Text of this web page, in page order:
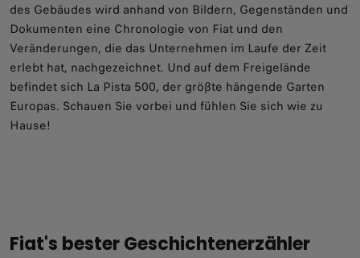
des Gebäudes wird anhand von Bildern, Gegenständen und
Dokumenten eine Chronologie von Fiat und den
Veränderungen, die das Unternehmen im Laufe der Zeit
erlebt hat, nachgezeichnet. Und auf dem Freigelände
befindet sich La Pista 500, der größte hängende Garten
Europas. Schauen Sie vorbei und fühlen Sie sich wie zu
Hause!
Fiat's bester Geschichtenerzähler